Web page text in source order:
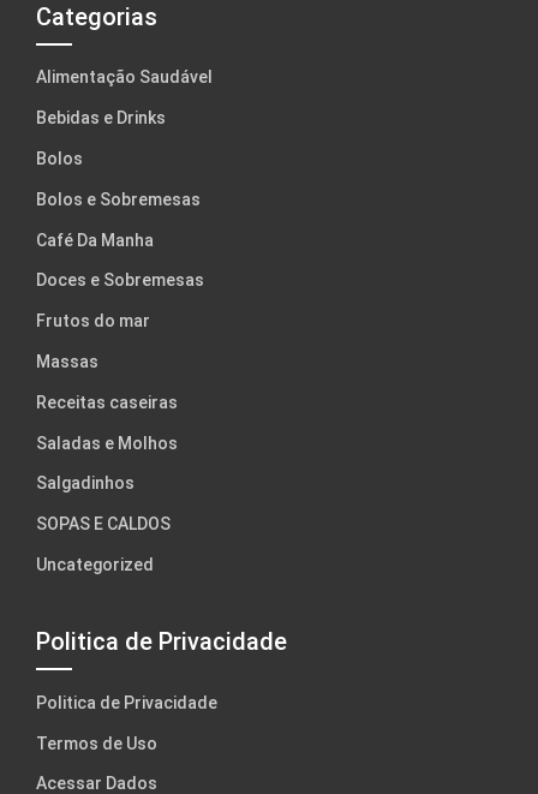
Categorias
Alimentação Saudável
Bebidas e Drinks
Bolos
Bolos e Sobremesas
Café Da Manha
Doces e Sobremesas
Frutos do mar
Massas
Receitas caseiras
Saladas e Molhos
Salgadinhos
SOPAS E CALDOS
Uncategorized
Politica de Privacidade
Politica de Privacidade
Termos de Uso
Acessar Dados